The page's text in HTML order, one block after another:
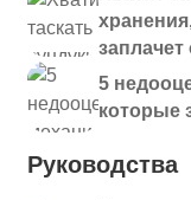
заплачет
5
которые
Руководства